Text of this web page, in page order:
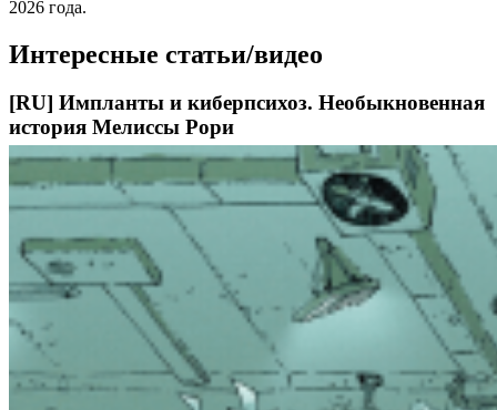
2026 года.
Интересные статьи/видео
[RU] Импланты и киберпсихоз. Необыкновенная
история Мелиссы Рори